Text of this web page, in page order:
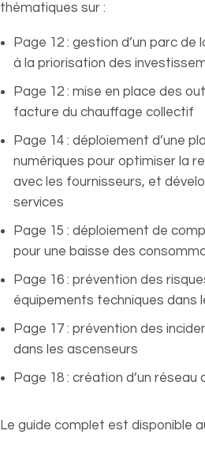
thématiques sur :
Page 12 : gestion d’un parc
à la priorisation des
Page 12 : mise en place des
facture du chauffage collectif
Page 14 : déploiement d’une
numériques pour optimiser la
avec les fournisseurs, et
services
Page 15 : déploiement de
pour une baisse des
Page 16 : prévention des
équipements techniques dans
Page 17 : prévention des
dans les ascenseurs
Page 18 : création d’un
Le guide complet est disponible